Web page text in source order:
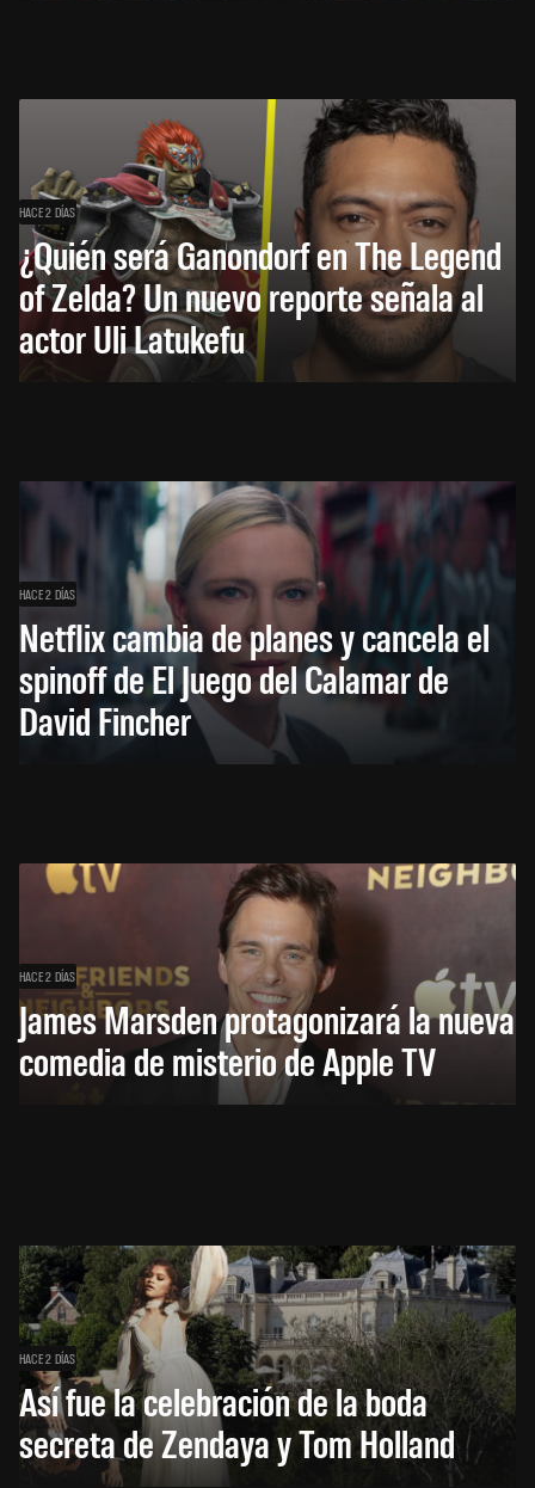
HACE 2 DÍAS
¿Quién será Ganondorf en The Legend
of Zelda? Un nuevo reporte señala al
actor Uli Latukefu
HACE 2 DÍAS
Netflix cambia de planes y cancela el
spinoff de El Juego del Calamar de
David Fincher
HACE 2 DÍAS
James Marsden protagonizará la nueva
comedia de misterio de Apple TV
HACE 2 DÍAS
Así fue la celebración de la boda
secreta de Zendaya y Tom Holland